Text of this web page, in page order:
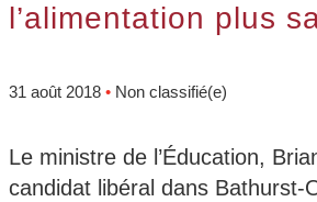
l’alimentation plus
31 août 2018 • Non classifié(e)
Le ministre de l’Éducation,
candidat libéral dans Bathurst-